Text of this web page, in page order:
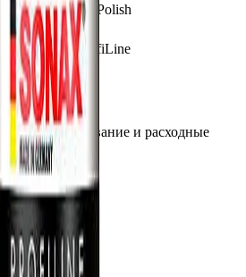
Headlight Polish
276141
Sonax ProfiLine
оборудование и расходные